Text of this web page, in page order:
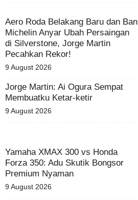
Aero Roda Belakang Baru dan Ban
Michelin Anyar Ubah Persaingan
di Silverstone, Jorge Martin
Pecahkan Rekor!
9 August 2026
Jorge Martin: Ai Ogura Sempat
Membuatku Ketar-ketir
9 August 2026
Yamaha XMAX 300 vs Honda
Forza 350: Adu Skutik Bongsor
Premium Nyaman
9 August 2026